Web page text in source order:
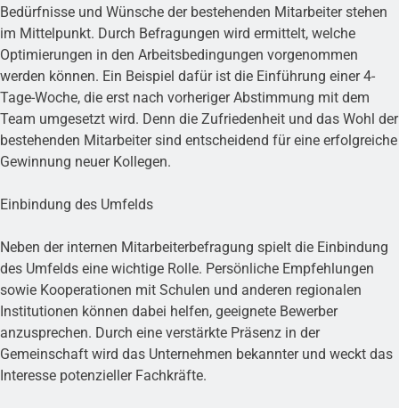
Bedürfnisse und Wünsche der bestehenden Mitarbeiter stehen
im Mittelpunkt. Durch Befragungen wird ermittelt, welche
Optimierungen in den Arbeitsbedingungen vorgenommen
werden können. Ein Beispiel dafür ist die Einführung einer 4-
Tage-Woche, die erst nach vorheriger Abstimmung mit dem
Team umgesetzt wird. Denn die Zufriedenheit und das Wohl der
bestehenden Mitarbeiter sind entscheidend für eine erfolgreiche
Gewinnung neuer Kollegen.
Einbindung des Umfelds
Neben der internen Mitarbeiterbefragung spielt die Einbindung
des Umfelds eine wichtige Rolle. Persönliche Empfehlungen
sowie Kooperationen mit Schulen und anderen regionalen
Institutionen können dabei helfen, geeignete Bewerber
anzusprechen. Durch eine verstärkte Präsenz in der
Gemeinschaft wird das Unternehmen bekannter und weckt das
Interesse potenzieller Fachkräfte.